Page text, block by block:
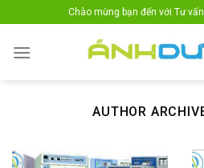
to
content
Chào mừng bạn đến với Tư
AUTHOR